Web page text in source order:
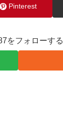
Pinterest
をフォローする